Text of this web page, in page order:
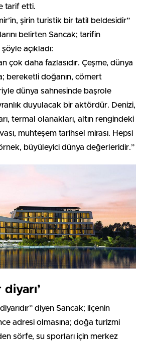
tarif etti.
şirin turistik bir tatil beldesidir”
belirten Sancak; tarifin
açıkladı:
çok daha fazlasıdır. Çeşme, dünya
bereketli doğanın, cömert
dünya sahnesinde başrole
duyulacak bir aktördür. Denizi,
termal olanakları, altın rengindeki
muhteşem tarihsel mirası. Hepsi
büyüleyici dünya değerleridir.”
diyen Sancak; ilçenin
adresi olmasına; doğa turizmi
sörfe, su sporları için merkez